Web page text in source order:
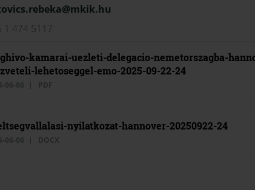
1 474 5117
kamarai-uezleti-delegacio-nemetorszagba-
lehetoseggel-emo-2025-09-22-24
06-06 PDF
nyilatkozat-hannover-20250922-24
06-06 DOCX